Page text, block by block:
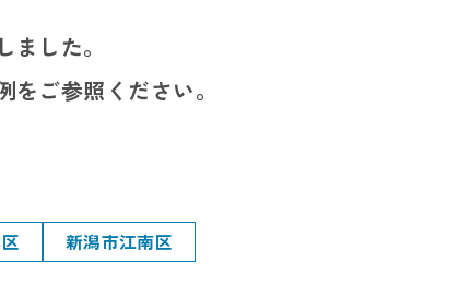
した。
ご参照ください。
新潟市江南区